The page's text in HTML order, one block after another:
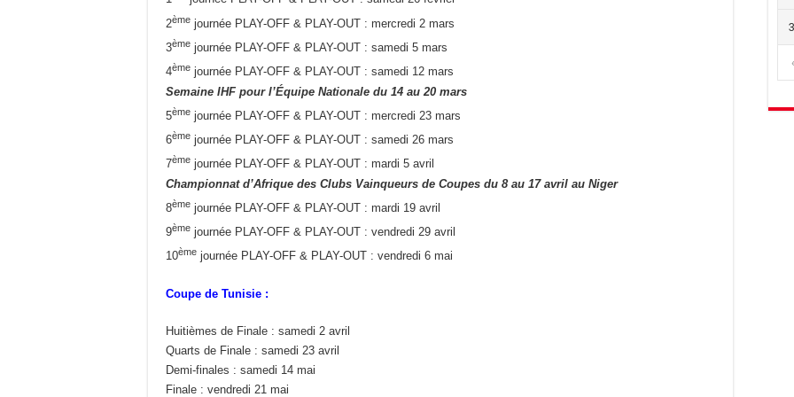
2ème journée PLAY-OFF & PLAY-OUT : mercredi 2 mars
3ème journée PLAY-OFF & PLAY-OUT : samedi 5 mars
4ème journée PLAY-OFF & PLAY-OUT : samedi 12 mars
Semaine IHF pour l’Équipe Nationale du 14 au 20 mars
5ème journée PLAY-OFF & PLAY-OUT : mercredi 23 mars
6ème journée PLAY-OFF & PLAY-OUT : samedi 26 mars
7ème journée PLAY-OFF & PLAY-OUT : mardi 5 avril
Championnat d’Afrique des Clubs Vainqueurs de Coupes du 8 au 17 avril au Niger
8ème journée PLAY-OFF & PLAY-OUT : mardi 19 avril
9ème journée PLAY-OFF & PLAY-OUT : vendredi 29 avril
10ème journée PLAY-OFF & PLAY-OUT : vendredi 6 mai
Coupe de Tunisie :
Huitièmes de Finale : samedi 2 avril
Quarts de Finale : samedi 23 avril
Demi-finales : samedi 14 mai
Finale : vendredi 21 mai